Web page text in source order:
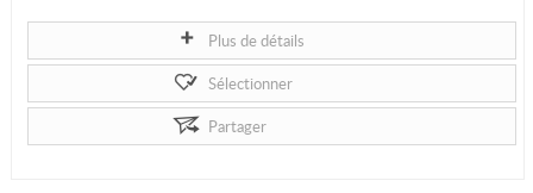
Plus de détails
Sélectionner
Partager